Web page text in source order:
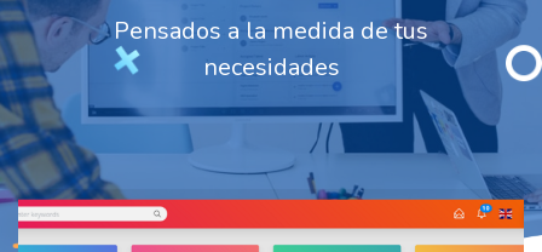
Pensados a la medida de tus
necesidades